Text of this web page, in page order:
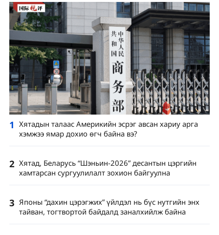
1 Хятадын талаас Америкийн эсрэг авсан хариу арга
хэмжээ ямар дохио өгч байна вэ?
2 Хятад, Беларусь “Шэньин-2026” десантын цэргийн
хамтарсан сургуулилалт зохион байгуулна
3 Японы “дахин цэрэгжих” үйлдэл нь бүс нутгийн энх
тайван, тогтвортой байдалд заналхийлж байна